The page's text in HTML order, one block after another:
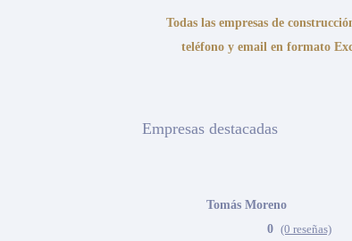
Todas las empresas de
teléfono y email en formato
Empresas destacadas
Tomás Moreno
0 (0 reseñas)